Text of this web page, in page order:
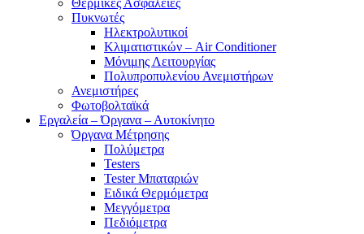
Πυκνωτές
Ηλεκτρολυτικοί
Κλιματιστικών – Air Conditioner
Μόνιμης Λειτουργίας
Πολυπροπυλενίου Ανεμιστήρων
Ανεμιστήρες
Φωτοβολταϊκά
Εργαλεία – Όργανα – Αυτοκίνητο
Όργανα Μέτρησης
Πολύμετρα
Testers
Tester Μπαταριών
Ειδικά Θερμόμετρα
Μεγγόμετρα
Πεδιόμετρα